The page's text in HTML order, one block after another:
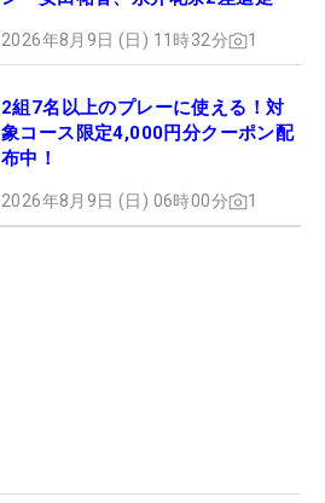
2026年8月9日 (日) 11時32分 1
2組7名以上のプレーに使える！対
象コース限定4,000円分クーポン配
布中！
2026年8月9日 (日) 06時00分 1